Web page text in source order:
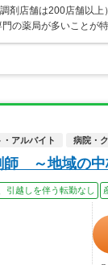
剤店舗は200店舗以
の薬局が多いことが
・アルバイト 病院・
～地域の中
引越しを伴う転勤なし